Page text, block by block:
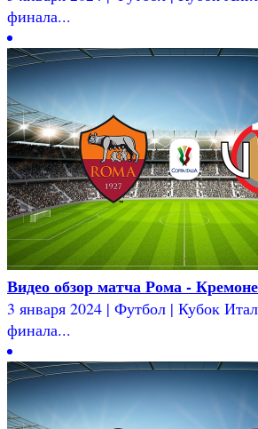
финала...
Видео обзор матча Рома -
3 января 2024 | Футбол | Кубок
финала...